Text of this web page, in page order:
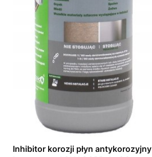
Inhibitor korozji płyn antykorozyjny